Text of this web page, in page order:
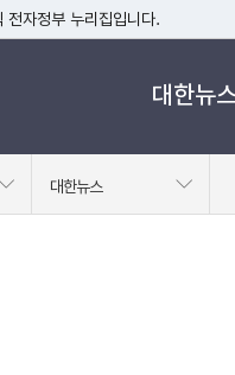
전자정부 누리집입니다.
집은 대한민국 정부기관이 관리하
대한뉴
대한뉴스